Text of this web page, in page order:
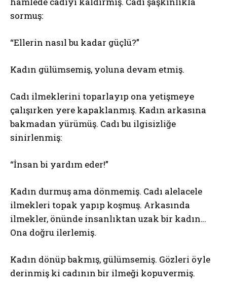
sormuş:
“Ellerin nasıl bu kadar güçlü?”
Kadın gülümsemiş, yoluna devam etmiş.
Cadı ilmeklerini toparlayıp ona yetişmeye
çalışırken yere kapaklanmış. Kadın arkasına
bakmadan yürümüş. Cadı bu ilgisizliğe
sinirlenmiş:
“İnsan bi yardım eder!”
Kadın durmuş ama dönmemiş. Cadı alelacele
ilmekleri topak yapıp koşmuş. Arkasında
ilmekler, önünde insanlıktan uzak bir kadın…
Ona doğru ilerlemiş.
Kadın dönüp bakmış, gülümsemiş. Gözleri öyle
derinmiş ki cadının bir ilmeği kopuvermiş.